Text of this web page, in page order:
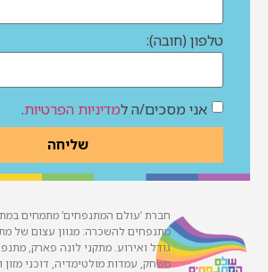
טלפון (חובה):
אני מסכים/ה למדיניות הפרטיות.
שליחה
חברת ‘עולם המתנפחים’ מתמחים
מתנפחים להשכרה: מגוון עצום של
גודל ואירוע. מתקני לונה פארק,
משחק, עמדות מולטימדיה, דוכני מזון